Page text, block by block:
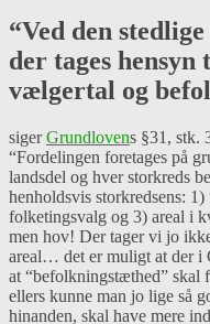
“Ved den
der tages
vælgertal og
sigerGrundlovens §31, stk.
“Fordelingen foretages på
landsdel og hver storkreds
henholdsvis storkredsens:
folketingsvalg og 3) areal i
men hov! Der tager vi jo
areal… det er muligt at der i
at “befolkningstæthed” skal
ellers kunne man jo lige så
hinanden, skal have mere